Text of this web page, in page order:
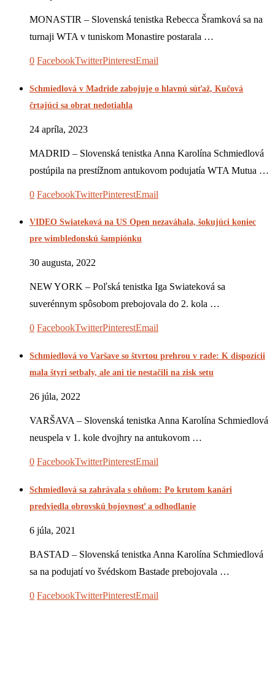
MONASTIR – Slovenská tenistka Rebecca Šramková sa na
turnaji WTA v tuniskom Monastire postarala …
0 FacebookTwitterPinterestEmail
Schmiedlová v Madride zabojuje o hlavnú súťaž, Kučová
črtajúci sa obrat nedotiahla
24 apríla, 2023
MADRID – Slovenská tenistka Anna Karolína Schmiedlová
postúpila na prestížnom antukovom podujatía WTA Mutua …
0 FacebookTwitterPinterestEmail
VIDEO Swiateková na US Open nezaváhala, šokujúci koniec
pre wimbledonskú šampiónku
30 augusta, 2022
NEW YORK – Poľská tenistka Iga Swiateková sa
suverénnym spôsobom prebojovala do 2. kola …
0 FacebookTwitterPinterestEmail
Schmiedlová vo Varšave so štvrtou prehrou v rade: K dispozícii
mala štyri setbaly, ale ani tie nestačili na zisk setu
26 júla, 2022
VARŠAVA – Slovenská tenistka Anna Karolína Schmiedlová
neuspela v 1. kole dvojhry na antukovom …
0 FacebookTwitterPinterestEmail
Schmiedlová sa zahrávala s ohňom: Po krutom kanári
predviedla obrovskú bojovnosť a odhodlanie
6 júla, 2021
BASTAD – Slovenská tenistka Anna Karolína Schmiedlová
sa na podujatí vo švédskom Bastade prebojovala …
0 FacebookTwitterPinterestEmail